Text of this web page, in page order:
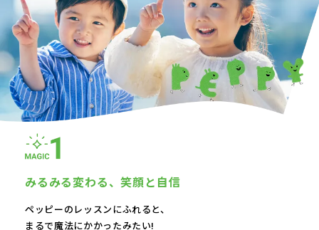
みるみる変わる、笑顔と自信
ペッピーのレッスンにふれると、
まるで魔法にかかったみたい!